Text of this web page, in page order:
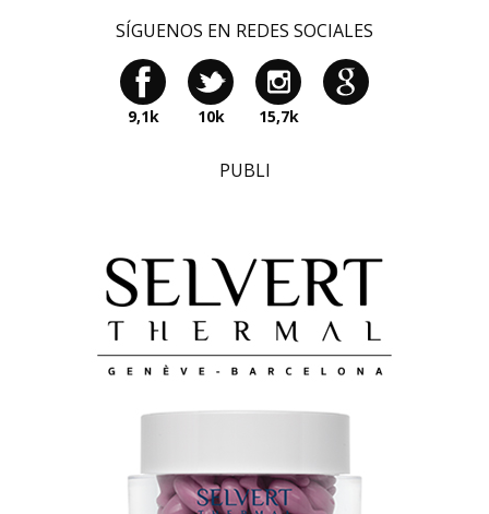
SÍGUENOS EN REDES SOCIALES
9,1k 10k 15,7k
PUBLI